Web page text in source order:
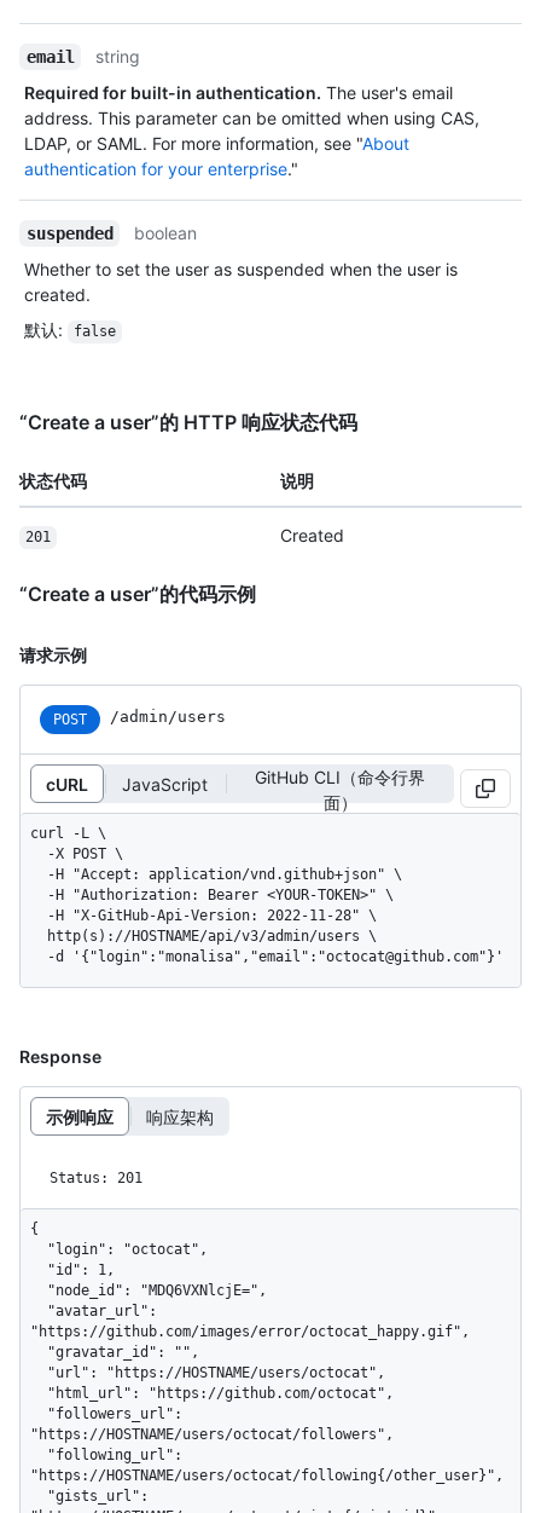
email
string
Required for built-in authentication. The user's email
address. This parameter can be omitted when using CAS,
LDAP, or SAML. For more information, see "About
authentication for your enterprise."
suspended
boolean
Whether to set the user as suspended when the user is
created.
默认: false
“Create a user”的 HTTP 响应状态代码
状态代码 说明
201 Created
“Create a user”的代码示例
请求示例
POST /admin/users
cURL JavaScript
GitHub CLI（命令行界
面）
curl -L \
  -d '{"login":"monalisa","email":"octocat@github.com"}'
Response
示例响应 响应架构
Status: 201
{
"https://github.com/images/error/octocat_happy.gif",
"https://HOSTNAME/users/octocat/followers",
"https://HOSTNAME/users/octocat/following{/other_user}",